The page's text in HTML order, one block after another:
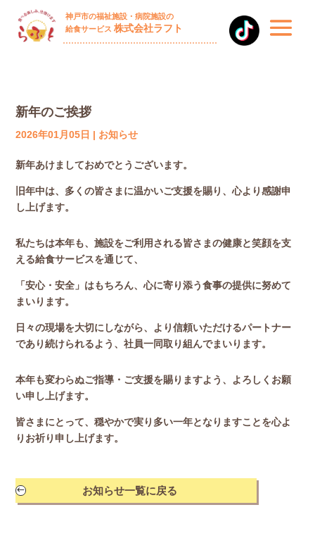
神戸市の福祉施設・病院施設の
給食サービス 株式会社ラフト
新年のご挨拶
2026年01月05日 | お知らせ
新年あけましておめでとうございます。
旧年中は、多くの皆さまに温かいご支援を賜り、心より感謝申
し上げます。
私たちは本年も、施設をご利用される皆さまの健康と笑顔を支
える給食サービスを通じて、
「安心・安全」はもちろん、心に寄り添う食事の提供に努めて
まいります。
日々の現場を大切にしながら、より信頼いただけるパートナー
であり続けられるよう、社員一同取り組んでまいります。
本年も変わらぬご指導・ご支援を賜りますよう、よろしくお願
い申し上げます。
皆さまにとって、穏やかで実り多い一年となりますことを心よ
りお祈り申し上げます。
# お知らせ一覧に戻る